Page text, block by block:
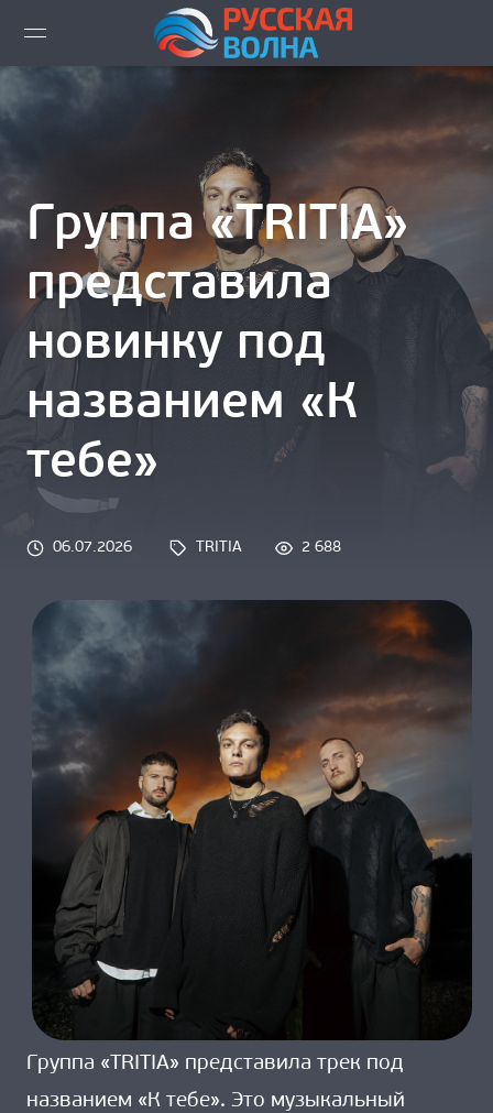
НОВИНКИ ЭФИРА
ПЛЕЙЛИСТ
КАК СЛУШАТЬ!?
ГОРОДА ВЕЩАНИЯ
О НАС
Группа «TRITIA»
представила
новинку под
названием «К
тебе»
06.07.2026 TRITIA 2 688
Группа «TRITIA» представила трек под
названием «К тебе». Это музыкальный